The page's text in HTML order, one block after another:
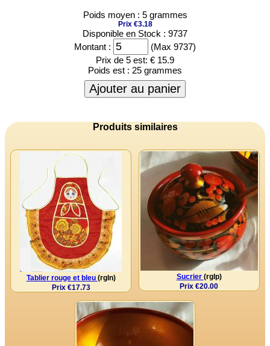
Poids moyen : 5 grammes
Prix €3.18
Disponible en Stock : 9737
Montant :
(Max 9737)
Prix de 5 est: € 15.9
Poids est : 25 grammes
Ajouter au panier
Produits similaires
Tablier rouge et bleu (rgln)
Prix €17.73
Sucrier (rglp)
Prix €20.00